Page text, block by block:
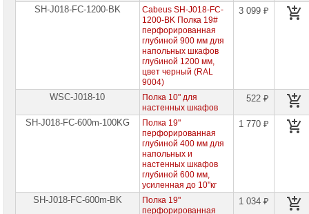
SH-J018-FC-1200-BK
Cabeus SH-J018-FC-
1200-BK Полка 19#
перфорированная
глубиной 900 мм для
напольных шкафов
глубиной 1200 мм,
цвет черный (RAL
9004)
3 099 ₽
WSC-J018-10
Полка 10" для
настенных шкафов
522 ₽
SH-J018-FC-600m-100KG
Полка 19"
перфорированная
глубиной 400 мм для
напольных и
настенных шкафов
глубиной 600 мм,
усиленная до 10"кг
1 770 ₽
SH-J018-FC-600m-BK
Полка 19"
перфорированная
1 034 ₽